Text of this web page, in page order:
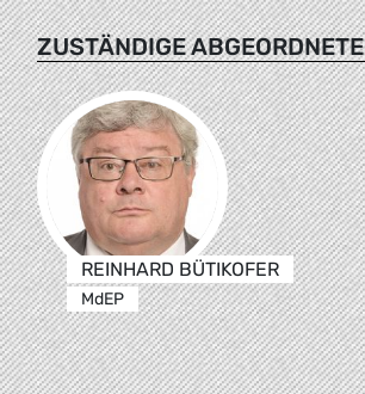
ZUSTÄNDIGE ABGEORDNETE
REINHARD BÜTIKOFER
MdEP